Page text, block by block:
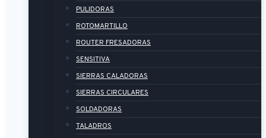
PULIDORAS
ROTOMARTILLO
ROUTER FRESADORAS
SENSITIVA
SIERRAS CALADORAS
SIERRAS CIRCULARES
SOLDADORAS
TALADROS